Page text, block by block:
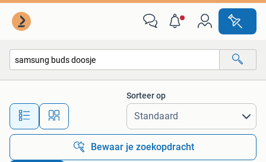
Alle afstanden…
Sorteer op
Bewaar je zoekopdracht